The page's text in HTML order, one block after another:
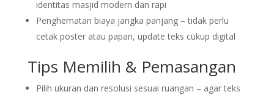
identitas masjid modern dan rapi
Penghematan biaya jangka panjang – tidak perlu
cetak poster atau papan, update teks cukup digital
Tips Memilih & Pemasangan
Pilih ukuran dan resolusi sesuai ruangan – agar teks